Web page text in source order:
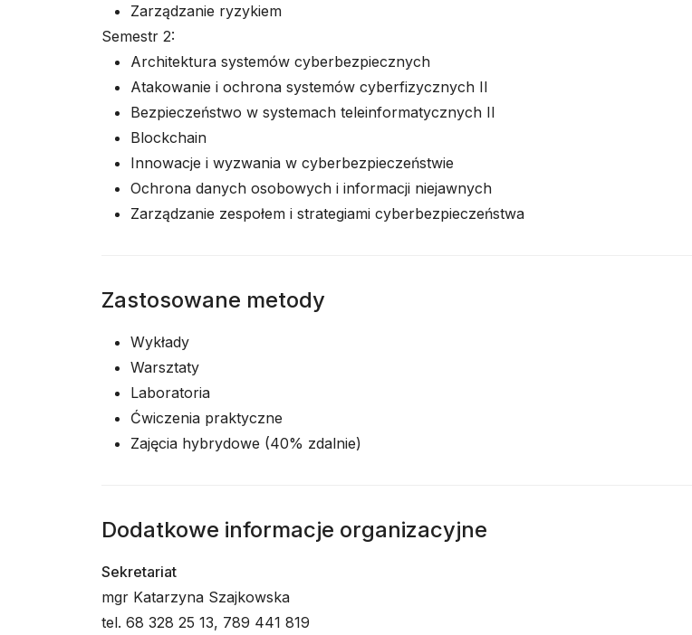
Zarządzanie ryzykiem
Semestr 2:
Architektura systemów cyberbezpiecznych
Atakowanie i ochrona systemów cyberfizycznych II
Bezpieczeństwo w systemach teleinformatycznych II
Blockchain
Innowacje i wyzwania w cyberbezpieczeństwie
Ochrona danych osobowych i informacji niejawnych
Zarządzanie zespołem i strategiami cyberbezpieczeństwa
Zastosowane metody
Wykłady
Warsztaty
Laboratoria
Ćwiczenia praktyczne
Zajęcia hybrydowe (40% zdalnie)
Dodatkowe informacje organizacyjne
Sekretariat
mgr Katarzyna Szajkowska
tel. 68 328 25 13, 789 441 819